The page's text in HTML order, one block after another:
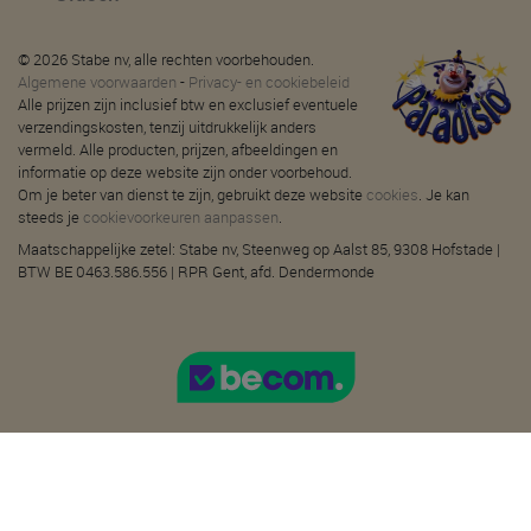
© 2026 Stabe nv, alle rechten voorbehouden.
Algemene voorwaarden - Privacy- en cookiebeleid
Alle prijzen zijn inclusief btw en exclusief eventuele
verzendingskosten, tenzij uitdrukkelijk anders
vermeld. Alle producten, prijzen, afbeeldingen en
informatie op deze website zijn onder voorbehoud.
Om je beter van dienst te zijn, gebruikt deze website cookies. Je kan
steeds je cookievoorkeuren aanpassen.
Maatschappelijke zetel: Stabe nv, Steenweg op Aalst 85, 9308 Hofstade |
BTW BE 0463.586.556 | RPR Gent, afd. Dendermonde